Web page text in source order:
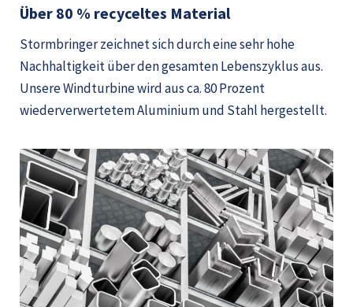
Über 80 % recyceltes Material
Stormbringer zeichnet sich durch eine sehr hohe
Nachhaltigkeit über den gesamten Lebenszyklus aus.
Unsere Windturbine wird aus ca. 80 Prozent
wiederverwertetem Aluminium und Stahl hergestellt.